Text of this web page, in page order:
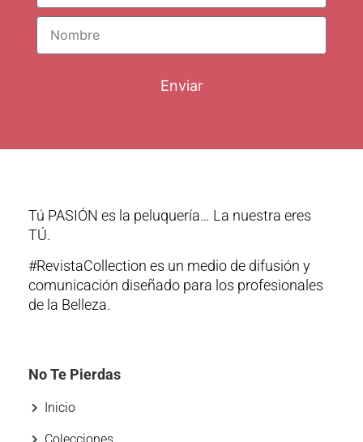
Enviar
Tú PASIÓN es la peluquería… La nuestra eres
TÚ.
#RevistaCollection es un medio de difusión y
comunicación diseñado para los profesionales
de la Belleza.
No Te Pierdas
Inicio